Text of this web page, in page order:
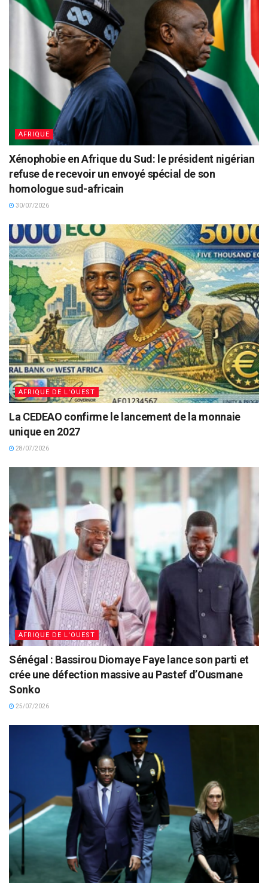
AFRIQUE
Xénophobie en Afrique du Sud: le président nigérian
refuse de recevoir un envoyé spécial de son
homologue sud-africain
30/07/2026
AFRIQUE DE L'OUEST
La CEDEAO confirme le lancement de la monnaie
unique en 2027
28/07/2026
AFRIQUE DE L'OUEST
Sénégal : Bassirou Diomaye Faye lance son parti et
crée une défection massive au Pastef d’Ousmane
Sonko
25/07/2026